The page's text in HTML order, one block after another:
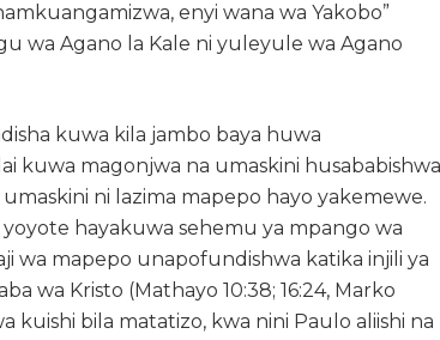
enyi wana wa Yakobo”
wa Agano la Kale ni yuleyule wa Agano
kuwa kila jambo baya huwa
kuwa magonjwa na umaskini husababishwa
ni lazima mapepo hayo yakemewe.
hayakuwa sehemu ya mpango wa
wa mapepo unapofundishwa katika injili ya
wa Kristo (Mathayo 10:38; 16:24, Marko
kuishi bila matatizo, kwa nini Paulo aliishi na